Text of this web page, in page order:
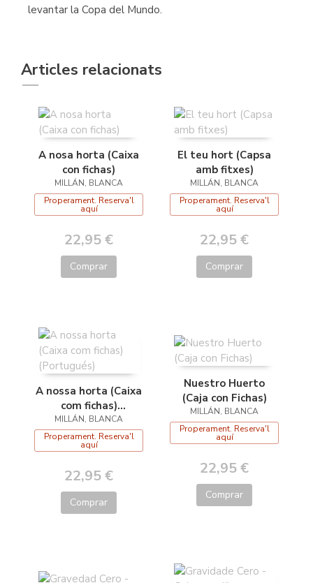
levantar la Copa del Mundo.
Articles relacionats
A nosa horta (Caixa
con fichas)
MILLÁN, BLANCA
Properament. Reserva'l
aquí
22,95 €
Comprar
El teu hort (Capsa
amb fitxes)
MILLÁN, BLANCA
Properament. Reserva'l
aquí
22,95 €
Comprar
A nossa horta (Caixa
com fichas)
(Portugués)
MILLÁN, BLANCA
Properament. Reserva'l
aquí
22,95 €
Comprar
Nuestro Huerto
(Caja con Fichas)
MILLÁN, BLANCA
Properament. Reserva'l
aquí
22,95 €
Comprar